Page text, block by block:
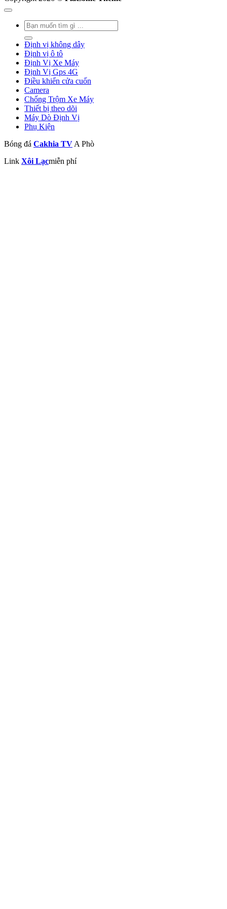
Tìm
kiếm:
Định vị không dây
Định vị ô tô
Định Vị Xe Máy
Định Vị Gps 4G
Điều khiển cửa cuốn
Camera
Chống Trộm Xe Máy
Thiết bị theo dõi
Máy Dò Định Vị
Phụ Kiện
Bóng đá Cakhia TV A Phò
Link Xôi Lạcmiễn phí